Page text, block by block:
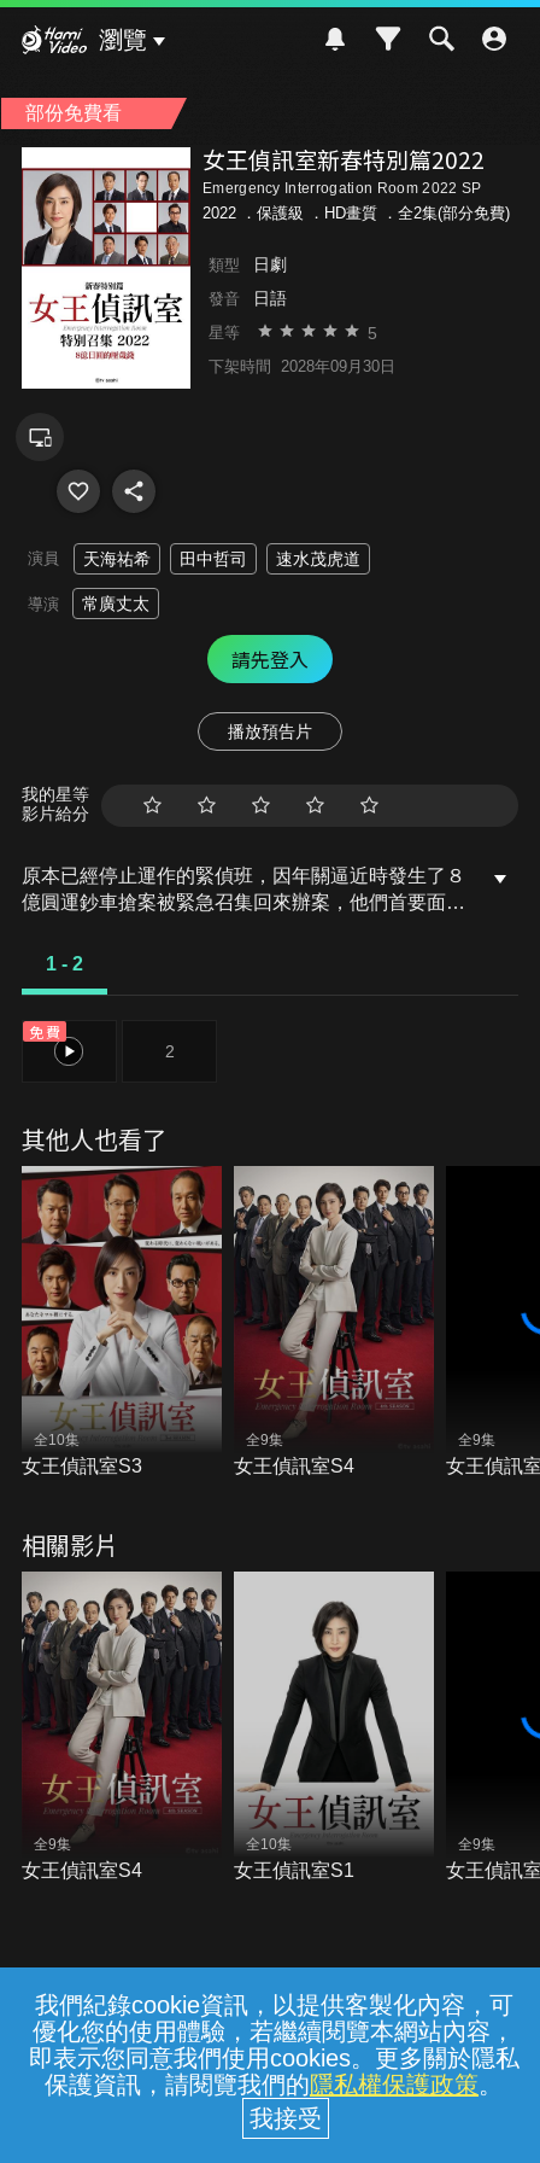
我們紀錄cookie資訊，以提供客製化內容，可
優化您的使用體驗，若繼續閱覽本網站內容，
即表示您同意我們使用cookies。更多關於隱私
保護資訊，請閱覽我們的隱私權保護政策。
瀏覽
部份免費看
女王偵訊室新春特別篇2022
Emergency Interrogation Room 2022 SP
2022 ． 保護級 ．HD畫質 ．全2集(部分免費)
類型 日劇
發音 日語
星等 5
下架時間 2028年09月30日
演員 天海祐希 田中哲司 速水茂虎道
導演 常廣丈太
請先登入
播放預告片
我的星等
影片給分
原本已經停止運作的緊偵班，因年關逼近時發生了８
億圓運鈔車搶案被緊急召集回來辦案，他們首要面對
屍體竟然出現在他們家的儲藏室裡，一場場精采刺激
1 - 2
免費
1 2
其他人也看了
全10集
女王偵訊室S3
全9集
女王偵訊室S4
全9集
女王偵訊
相關影片
全9集
女王偵訊室S4
全10集
女王偵訊室S1
全9集
女王偵訊
常見問題 線上客服 服務條款 隱私權保護
中華電信股份有限公司個人家庭分公司
(統一編號：96979949) © 2026
{{notifyMsg}}